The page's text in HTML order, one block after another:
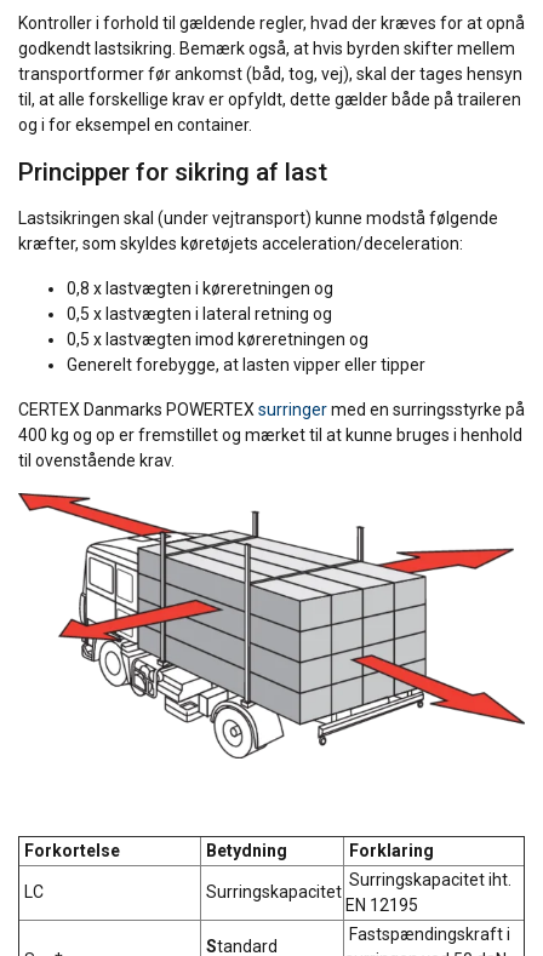
Kontroller i forhold til gældende regler, hvad der kræves for at opnå
godkendt lastsikring. Bemærk også, at hvis byrden skifter mellem
transportformer før ankomst (båd, tog, vej), skal der tages hensyn
til, at alle forskellige krav er opfyldt, dette gælder både på traileren
og i for eksempel en container.
Principper for sikring af last
Lastsikringen skal (under vejtransport) kunne modstå følgende
kræfter, som skyldes køretøjets acceleration/deceleration:
0,8 x lastvægten i køreretningen og
0,5 x lastvægten i lateral retning og
0,5 x lastvægten imod køreretningen og
Generelt forebygge, at lasten vipper eller tipper
CERTEX Danmarks POWERTEX surringermed en surringsstyrke på
400 kg og op er fremstillet og mærket til at kunne bruges i henhold
til ovenstående krav.
Forkortelse Betydning Forklaring
LC Surringskapacitet
Surringskapacitet iht.
EN 12195
Standard
Fastspændingskraft i